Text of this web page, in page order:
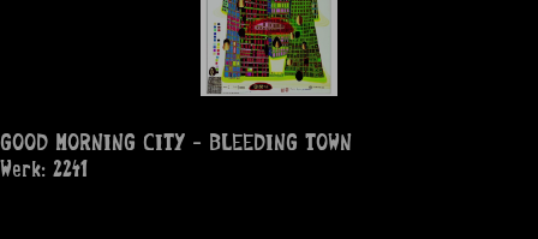
GOOD MORNING CITY - BLEEDING TOWN
Werk: 2241